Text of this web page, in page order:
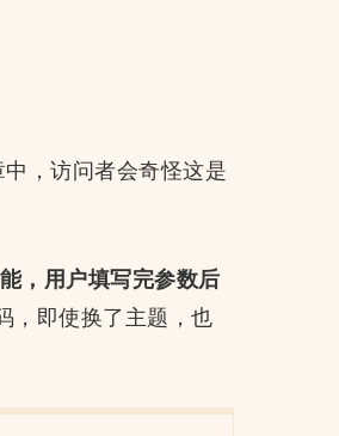
，访问者会奇怪这是
，用户填写完参数后
，即使换了主题，也